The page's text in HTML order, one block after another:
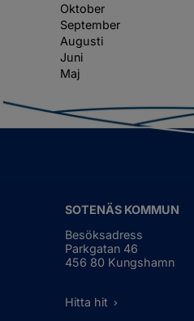
Oktober
September
Augusti
Juni
Maj
SOTENÄS KOMMUN
Besöksadress
Parkgatan 46
456 80 Kungshamn
Hitta hit